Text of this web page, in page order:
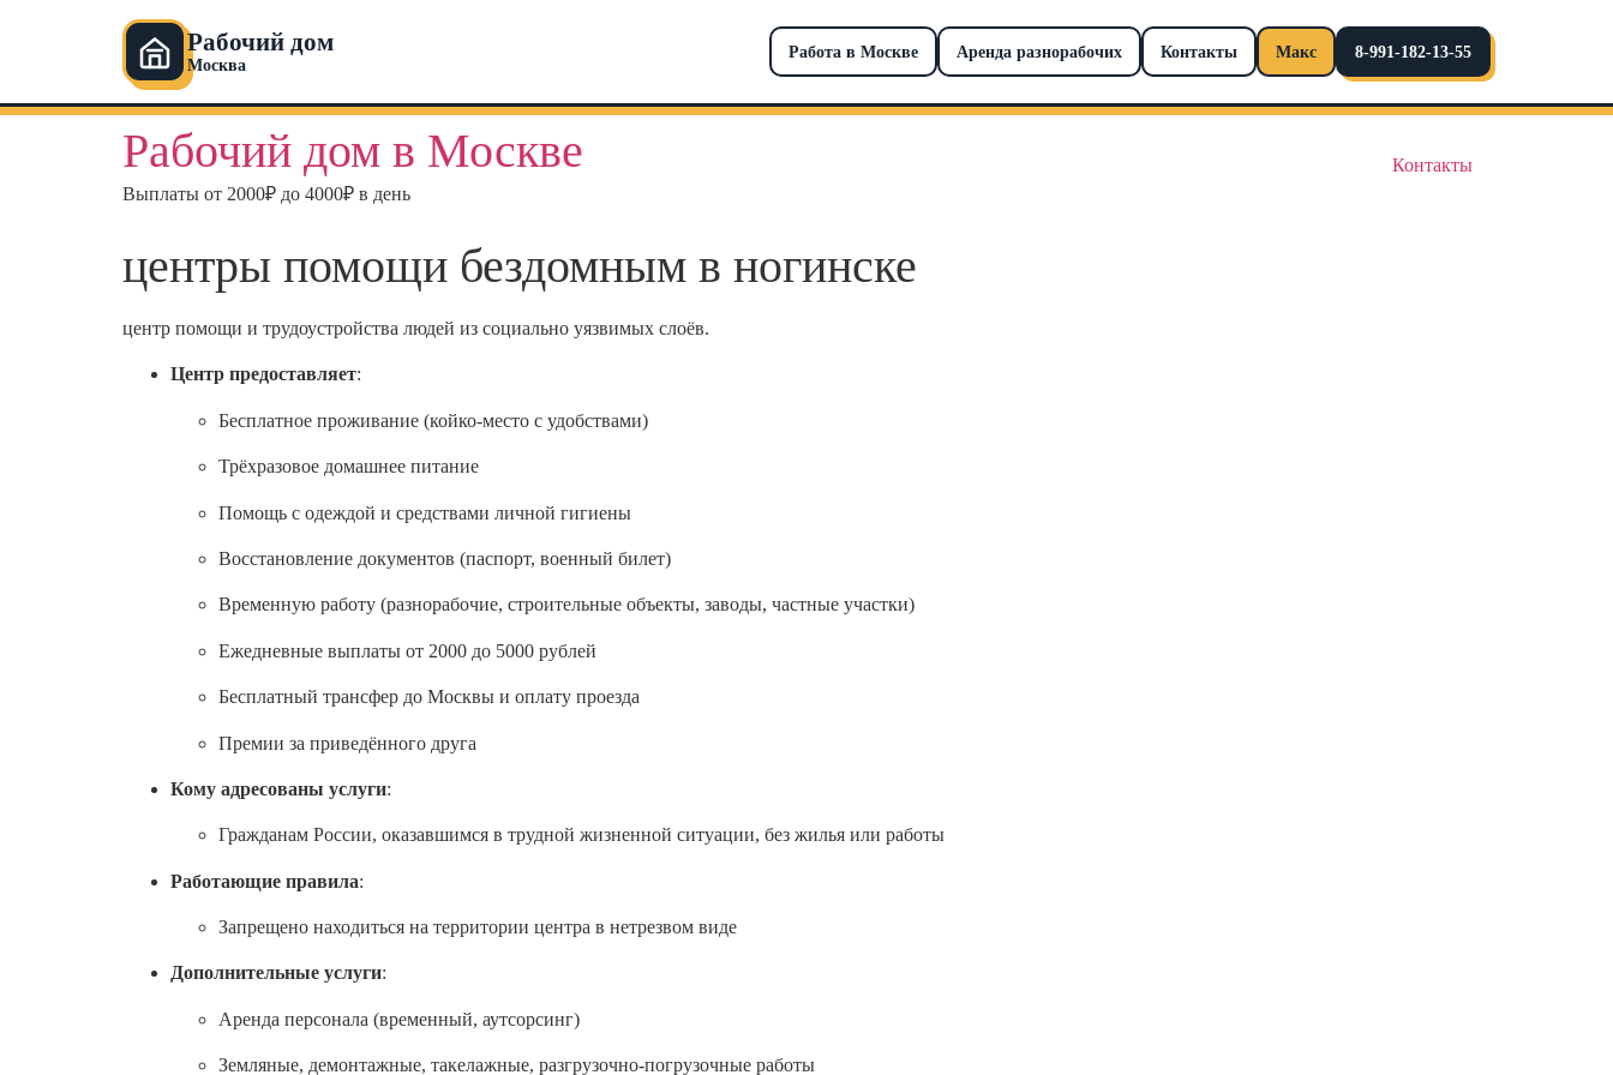
Рабочий дом
Москва
Работа в Москве Аренда разнорабочих Контакты Макс 8-991-182-13-55
Перейти
Рабочий дом в Москве
Выплаты от 2000₽ до 4000₽ в день
Контакты
центры помощи бездомным в ногинске
центр помощи и трудоустройства людей из социально уязвимых слоёв.
Центр предоставляет:
Бесплатное проживание (койко-место с удобствами)
Трёхразовое домашнее питание
Помощь с одеждой и средствами личной гигиены
Восстановление документов (паспорт, военный билет)
Временную работу (разнорабочие, строительные объекты, заводы, частные участки)
Ежедневные выплаты от 2000 до 5000 рублей
Бесплатный трансфер до Москвы и оплату проезда
Премии за приведённого друга
Кому адресованы услуги:
Гражданам России, оказавшимся в трудной жизненной ситуации, без жилья или работы
Работающие правила:
Запрещено находиться на территории центра в нетрезвом виде
Дополнительные услуги:
Аренда персонала (временный, аутсорсинг)
Земляные, демонтажные, такелажные, разгрузочно-погрузочные работы